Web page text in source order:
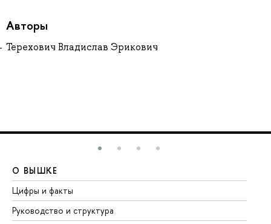
Авторы
Терехович Владислав Эрикович
О ВЫШКЕ
Цифры и факты
Руководство и структура